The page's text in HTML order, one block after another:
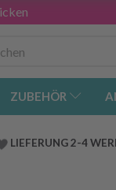
ZUBEHÖR
LIEFERUNG 2-4